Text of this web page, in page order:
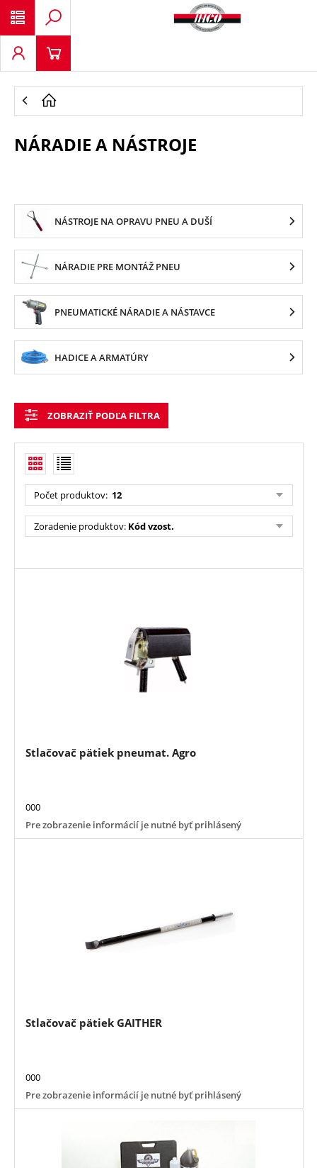
NÁRADIE A NÁSTROJE
NÁSTROJE NA OPRAVU PNEU A DUŠÍ
NÁRADIE PRE MONTÁŽ PNEU
PNEUMATICKÉ NÁRADIE A NÁSTAVCE
HADICE A ARMATÚRY
ZOBRAZIŤ PODĽA FILTRA
Počet produktov: 12
Zoradenie produktov: Kód vzost.
Stlačovač pätiek pneumat. Agro
000
Pre zobrazenie informácií je nutné byť prihlásený
Stlačovač pätiek GAITHER
000
Pre zobrazenie informácií je nutné byť prihlásený